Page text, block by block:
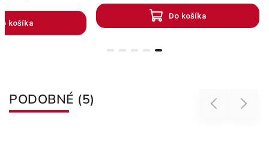
košíka
Do košíka
PODOBNÉ (5) Previous Next